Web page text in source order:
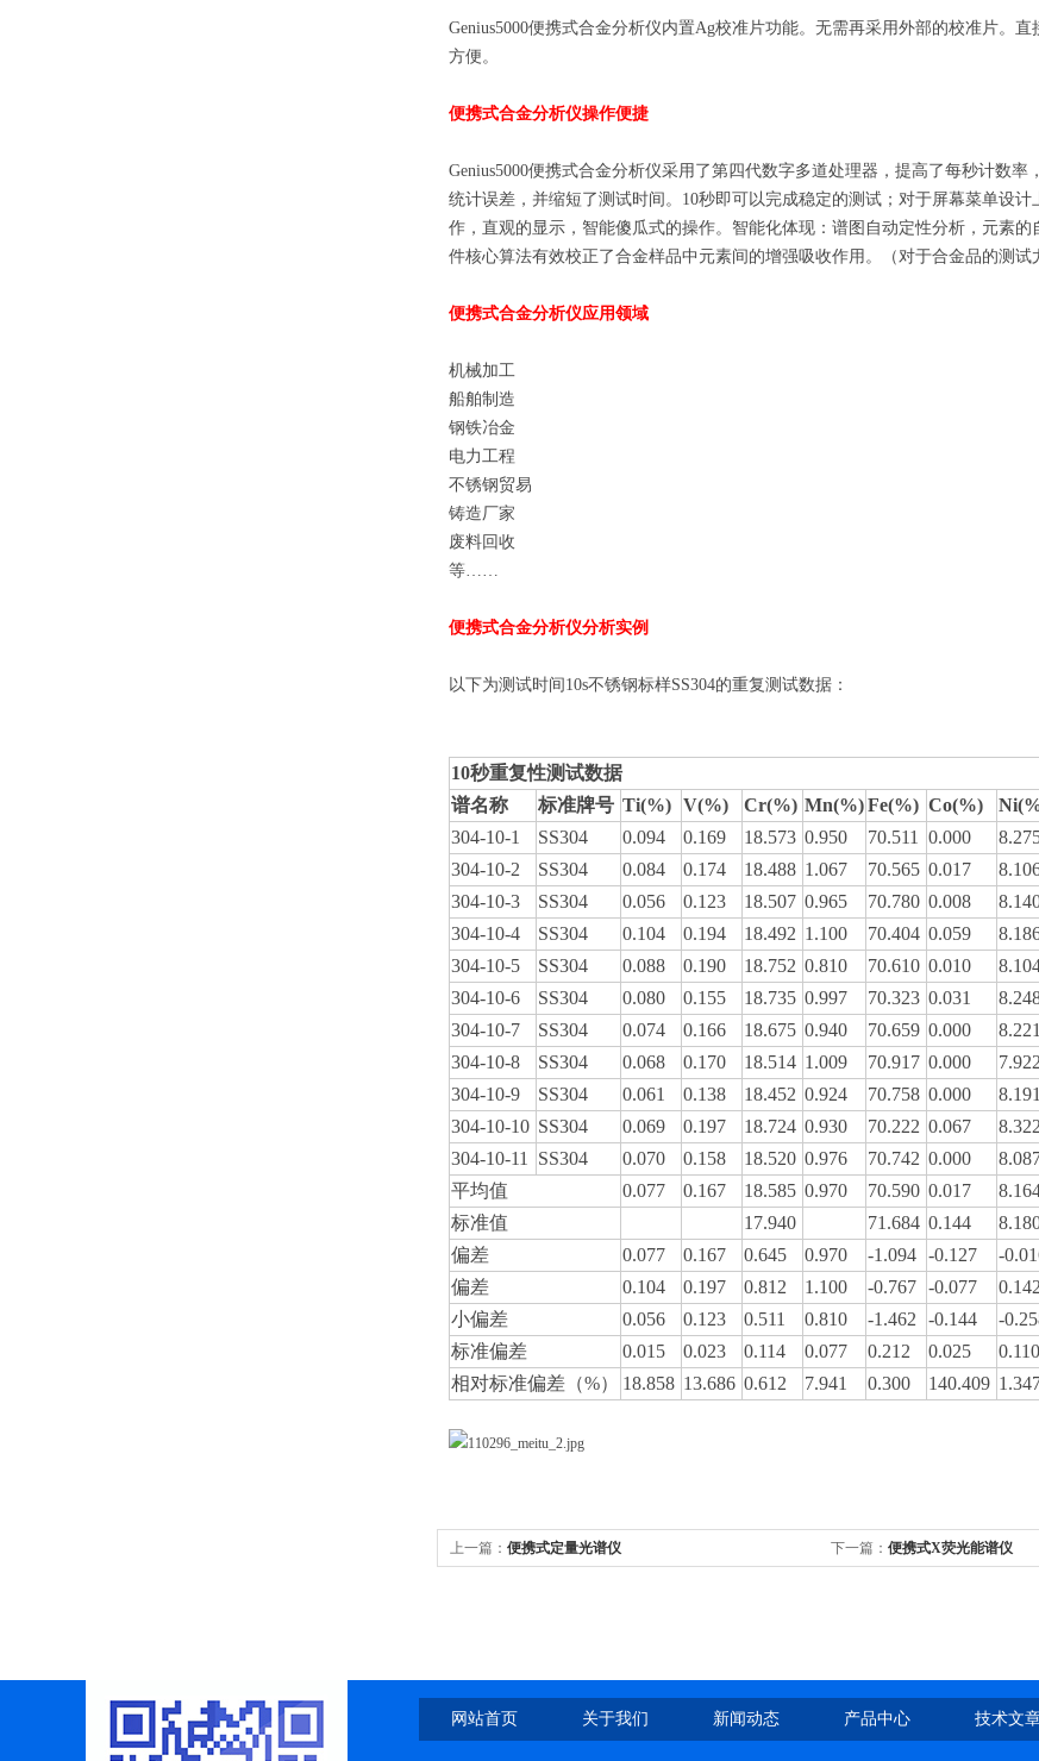
Genius5000便携式合金分析仪内置Ag校准片功能。无需再采用外部的校准片。
方便。
便携式合金分析仪操作便捷
Genius5000便携式合金分析仪采用了第四代数字多道处理器，提高了每秒计数
统计误差，并缩短了测试时间。 10秒即可以完成稳定的测试；对于屏幕菜单设
作，直观的显示，智能傻瓜式的操作。智能化体现：谱图自动定性分析，元素
件核心算法有效校正了合金样品中元素间的增强吸收作用。（对于合金品的测试
便携式合金分析仪应用领域
机械加工
船舶制造
钢铁冶金
电力工程
不锈钢贸易
铸造厂家
废料回收
等……
便携式合金分析仪分析实例
以下为测试时间 10s不锈钢标样SS304的重复测试数据：
10秒重复性测试数据
谱名称
标准牌号 Ti(%) V(%) Cr(%) Mn(%)Fe(%) Co(%)
304-10-1
SS304 0.094 0.169 18.573 0.950 70.511 0.000
304-10-2
SS304 0.084 0.174 18.488 1.067 70.565 0.017
304-10-3
SS304 0.056 0.123 18.507 0.965 70.780 0.008
304-10-4
SS304 0.104 0.194 18.492 1.100 70.404 0.059
304-10-5
SS304 0.088 0.190 18.752 0.810 70.610 0.010
304-10-6
SS304 0.080 0.155 18.735 0.997 70.323 0.031
304-10-7
SS304 0.074 0.166 18.675 0.940 70.659 0.000 8.221
304-10-8
SS304 0.068 0.170 18.514 1.009 70.917 0.000 7.922
304-10-9
SS304 0.061 0.138 18.452 0.924 70.758 0.000 8.191
304-10-10 SS304 0.069 0.197 18.724 0.930 70.222 0.067 8.322
304-10-11
SS304 0.070 0.158 18.520 0.976 70.742 0.000
平均值
0.077 0.167 18.585 0.970 70.590 0.017
标准值
17.940 71.684 0.144
偏差
0.077 0.167 0.645 0.970 -1.094 -0.127 -
偏差
0.104 0.197 0.812 1.100 -0.767 -0.077 0.142
小偏差
0.056 0.123 0.511 0.810 -1.462 -0.144 -
标准偏差
0.015 0.023 0.114 0.077 0.212 0.025 0.110
相对标准偏差（%） 18.858 13.686 0.612 7.941 0.300 140.409
上一篇： 便携式定量光谱仪 下一篇： 便携式X荧光能谱仪
网站首页 关于我们 新闻动态 产品中心 技术文